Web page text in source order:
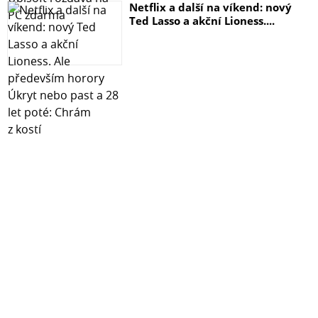
*4,096 úrovní tlaku
*Nesilový rukopis
Rozměry a hmotnost:
*136,8 x 11,3 x 6,3 mm
*13 g
Baterie:
Netflix a další na víkend: nový
Ted Lasso a akční Lioness....